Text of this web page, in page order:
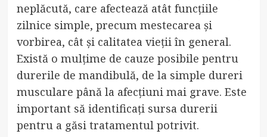
neplăcută, care afectează atât funcțiile
zilnice simple, precum mestecarea și
vorbirea, cât și calitatea vieții în general.
Există o mulțime de cauze posibile pentru
durerile de mandibulă, de la simple dureri
musculare până la afecțiuni mai grave. Este
important să identificați sursa durerii
pentru a găsi tratamentul potrivit.